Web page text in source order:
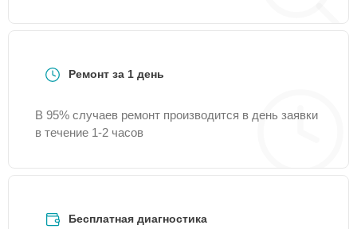
Ремонт за 1 день
В 95% случаев ремонт производится в день заявки
в течение 1-2 часов
Бесплатная диагностика